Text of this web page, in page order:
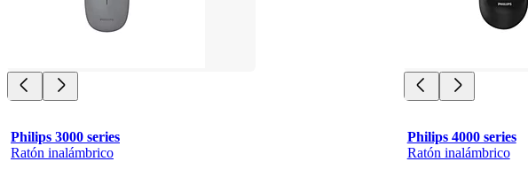
Philips 3000 series
Ratón inalámbrico
Philips 4000 series
Ratón inalámbrico